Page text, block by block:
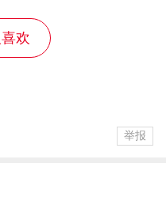
欢
举报